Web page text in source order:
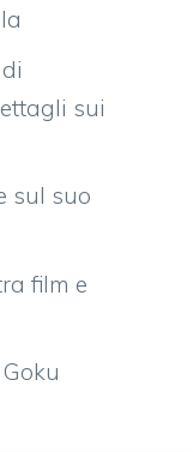
sui
sul suo
film e